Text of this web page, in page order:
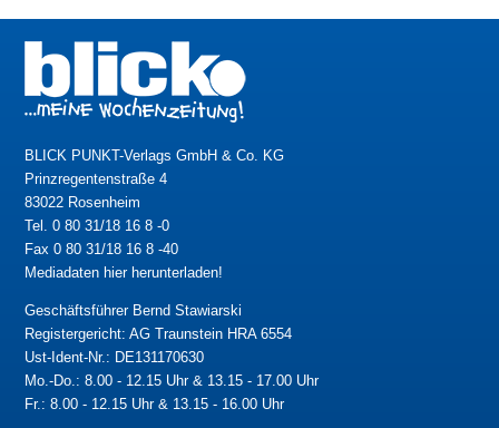
BLICK PUNKT-Verlags GmbH & Co. KG
Prinzregentenstraße 4
83022 Rosenheim
Tel. 0 80 31/18 16 8 -0
Fax 0 80 31/18 16 8 -40
Mediadaten hier herunterladen!
Geschäftsführer Bernd Stawiarski
Registergericht: AG Traunstein HRA 6554
Ust-Ident-Nr.: DE131170630
Mo.-Do.: 8.00 - 12.15 Uhr & 13.15 - 17.00 Uhr
Fr.: 8.00 - 12.15 Uhr & 13.15 - 16.00 Uhr